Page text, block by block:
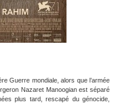
Guerre mondiale, alors que l’armée
Nazaret Manoogian est séparé
plus tard, rescapé du génocide,